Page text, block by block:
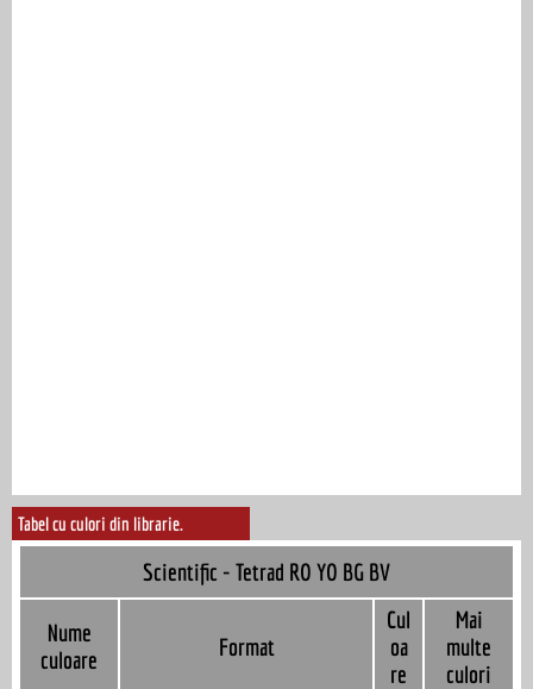
Tabel cu culori din librarie.
Scientific - Tetrad RO YO BG BV
Nume
culoare
Format
Cul
oa
re
Mai
multe
culori